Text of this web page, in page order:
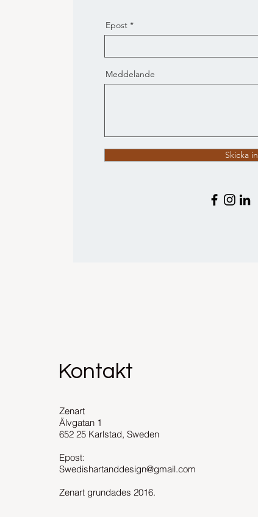
Epost
Meddelande
Skicka in
Kontakt
Zenart
Älvgatan 1
652 25 Karlstad, Sweden
Epost:
Swedishartanddesign@gmail.com
Zenart grundades 2016.